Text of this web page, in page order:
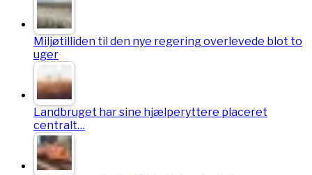
Miljøtilliden til den nye regering overlevede blot to
uger
Landbruget har sine hjælperyttere placeret
centralt…